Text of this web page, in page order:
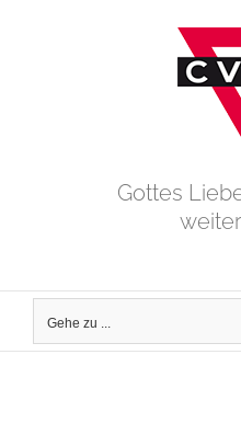
Gottes
Gehe zu ...